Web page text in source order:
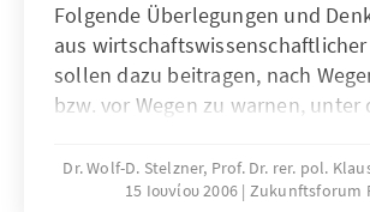
Folgende Überlegungen und
aus
sollen dazu beitragen, nach
bzw. vor Wegen zu warnen, unter
eine solche Reform für alle
machen? Oder umgekehrt:Welche
Dr. Wolf-D. Stelzner, Prof. Dr. rer. pol.
15 Ιουνίου 2006 Zukunftsforum